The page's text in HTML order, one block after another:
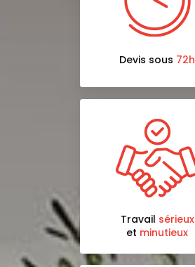
Devis sous 72h
Travail sérieux
et minutieux